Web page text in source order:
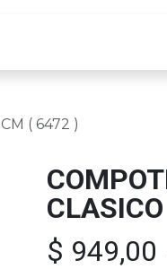
( 6472 )
$ 949,00